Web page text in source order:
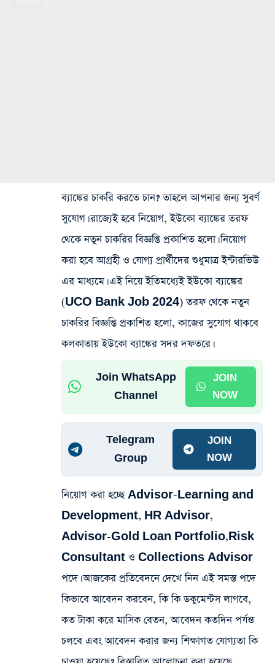
ব্যাঙ্কের চাকরি করতে চান? তাহলে আপনার জন্য সুবর্ণ
সুযোগ। রাজ্যেই হবে নিয়োগ, ইউকো ব্যাঙ্কের তরফ
থেকে নতুন চাকরির বিজ্ঞপ্তি প্রকাশিত হলো। নিয়োগ
করা হবে আগ্রহী ও যোগ্য প্রার্থীদের শুধুমাত্র ইন্টারভিউ
এর মাধ্যমে। এই নিয়ে ইতিমধ্যেই ইউকো ব্যাঙ্কের
(UCO Bank Job 2024) তরফ থেকে নতুন
চাকরির বিজ্ঞপ্তি প্রকাশিত হলো, কাজের সুযোগ থাকবে
কলকাতায় ইউকো ব্যাঙ্কের সদর দফতরে।
Join WhatsApp
Channel
JOIN
NOW
Telegram
Group
JOIN
NOW
নিয়োগ করা হচ্ছে Advisor-Learning and
Development, HR Advisor,
Advisor-Gold Loan Portfolio,Risk
Consultant ও Collections Advisor
পদে। আজকের প্রতিবেদনে দেখে নিন এই সমস্ত পদে
কিভাবে আবেদন করবেন, কি কি ডকুমেন্টস লাগবে,
কত টাকা করে মাসিক বেতন, আবেদন কতদিন পর্যন্ত
চলবে এবং আবেদন করার জন্য শিক্ষাগত যোগ্যতা কি